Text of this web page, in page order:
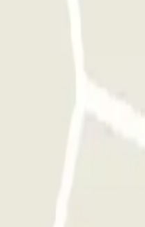
automàticament. No
de la teva reserva
No hauràs de
per entrar i sortir